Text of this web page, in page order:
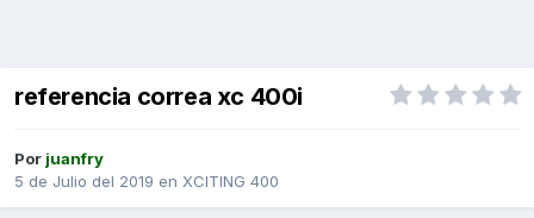
referencia correa xc 400i
Por juanfry
5 de Julio del 2019 en XCITING 400